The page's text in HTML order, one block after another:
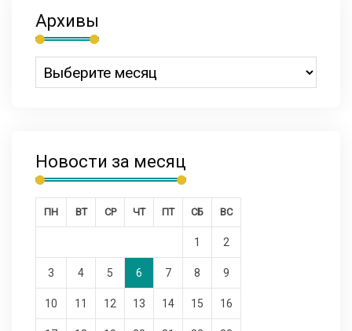
Архивы
Новости за месяц
ПН ВТ СР ЧТ ПТ СБ ВС
1 2
3 4 5 6 7 8 9
10 11 12 13 14 15 16